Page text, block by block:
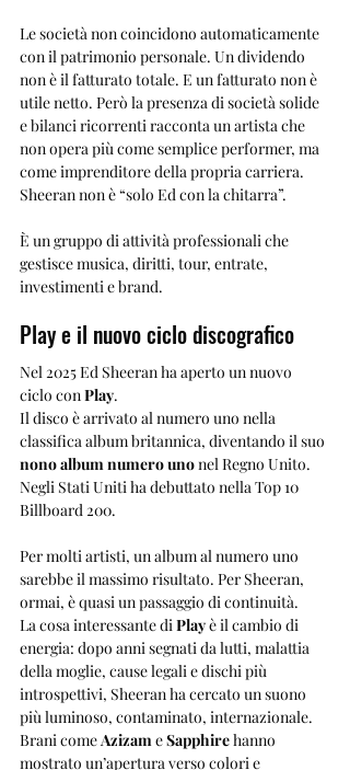
Le società non coincidono automaticamente
con il patrimonio personale. Un dividendo
non è il fatturato totale. E un fatturato non è
utile netto. Però la presenza di società solide
e bilanci ricorrenti racconta un artista che
non opera più come semplice performer, ma
come imprenditore della propria carriera.
Sheeran non è “solo Ed con la chitarra”.
È un gruppo di attività professionali che
gestisce musica, diritti, tour, entrate,
investimenti e brand.
Play e il nuovo ciclo discografico
Nel 2025 Ed Sheeran ha aperto un nuovo
ciclo con Play.
Il disco è arrivato al numero uno nella
classifica album britannica, diventando il suo
nono album numero uno nel Regno Unito.
Negli Stati Uniti ha debuttato nella Top 10
Billboard 200.
Per molti artisti, un album al numero uno
sarebbe il massimo risultato. Per Sheeran,
ormai, è quasi un passaggio di continuità.
La cosa interessante di Play è il cambio di
energia: dopo anni segnati da lutti, malattia
della moglie, cause legali e dischi più
introspettivi, Sheeran ha cercato un suono
più luminoso, contaminato, internazionale.
Brani come Azizam e Sapphire hanno
mostrato un’apertura verso colori e